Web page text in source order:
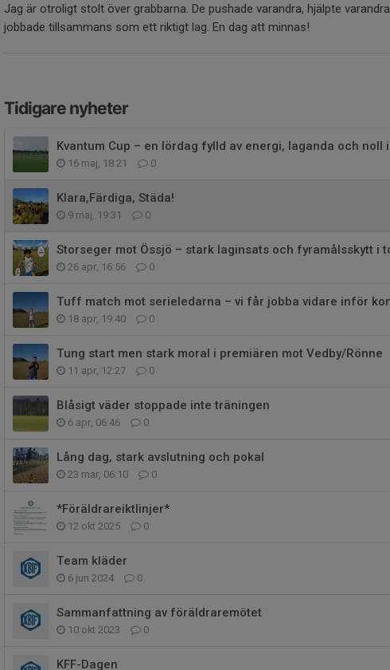
Jag är otroligt stolt över grabbarna. De pushade varandra, hjälpte
jobbade tillsammans som ett riktigt lag. En dag att minnas!
Tidigare nyheter
Kvantum Cup – en lördag fylld av energi, laganda och noll
16 maj, 18:21 0
Klara,Färdiga, Städa!
9 maj, 19:31 0
Storseger mot Össjö – stark laginsats och fyramålsskytt i
26 apr, 16:56 0
Tuff match mot serieledarna – vi får jobba vidare inför
18 apr, 19:40 0
Tung start men stark moral i premiären mot Vedby/Rönne
11 apr, 12:27 0
Blåsigt väder stoppade inte träningen
6 apr, 06:46 0
Lång dag, stark avslutning och pokal
23 mar, 06:10 0
*Föräldrareiktlinjer*
12 okt 2025 0
Team kläder
6 jun 2024 0
Sammanfattning av föräldraremötet
10 okt 2023 0
KFF-Dagen